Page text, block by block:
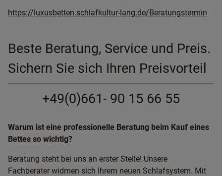
https://luxusbetten.schlafkultur-lang.de/Beratungstermin
Beste Beratung, Service und Preis.
Sichern Sie sich Ihren Preisvorteil
+49(0)661- 90 15 66 55
Warum ist eine professionelle Beratung beim Kauf eines
Bettes so wichtig?
Beratung steht bei uns an erster Stelle! Unsere
Fachberater widmen sich Ihrem neuen Schlafsystem. Mit